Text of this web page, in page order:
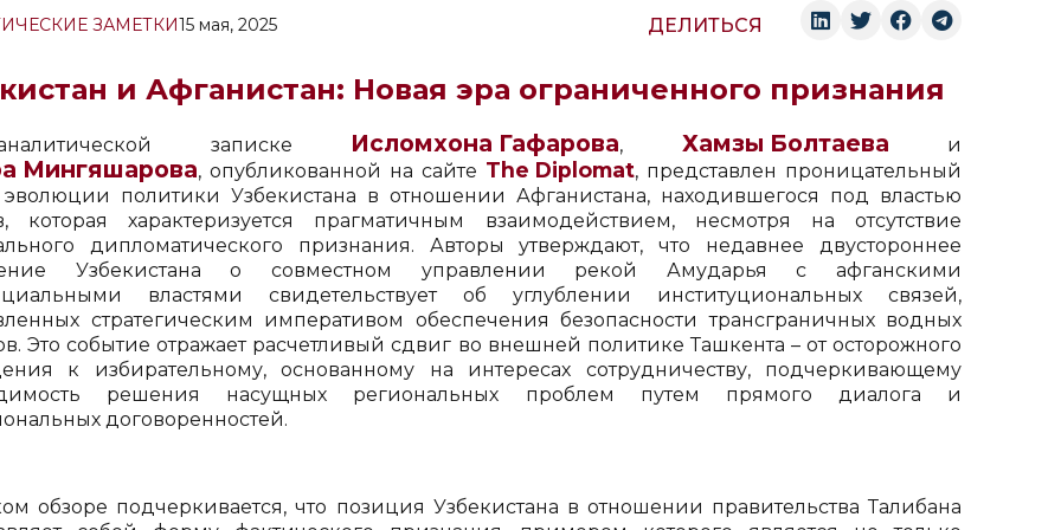
ЗАМЕТКИ15 мая, 2025 ДЕЛИТЬСЯ
и Афганистан: Новая эра ограниченного признания
записке Исломхона Гафарова, Хамзы Болтаева и
Мингяшарова, опубликованной на сайте The Diplomat, представлен проницательный
эволюции политики Узбекистана в отношении Афганистана, находившегося под властью
которая характеризуется прагматичным взаимодействием, несмотря на отсутствие
дипломатического признания. Авторы утверждают, что недавнее двустороннее
Узбекистана о совместном управлении рекой Амударья с афганскими
властями свидетельствует об углублении институциональных связей,
стратегическим императивом обеспечения безопасности трансграничных водных
Это событие отражает расчетливый сдвиг во внешней политике Ташкента – от осторожного
к избирательному, основанному на интересах сотрудничеству, подчеркивающему
решения насущных региональных проблем путем прямого диалога и
договоренностей.
обзоре подчеркивается, что позиция Узбекистана в отношении правительства Талибана